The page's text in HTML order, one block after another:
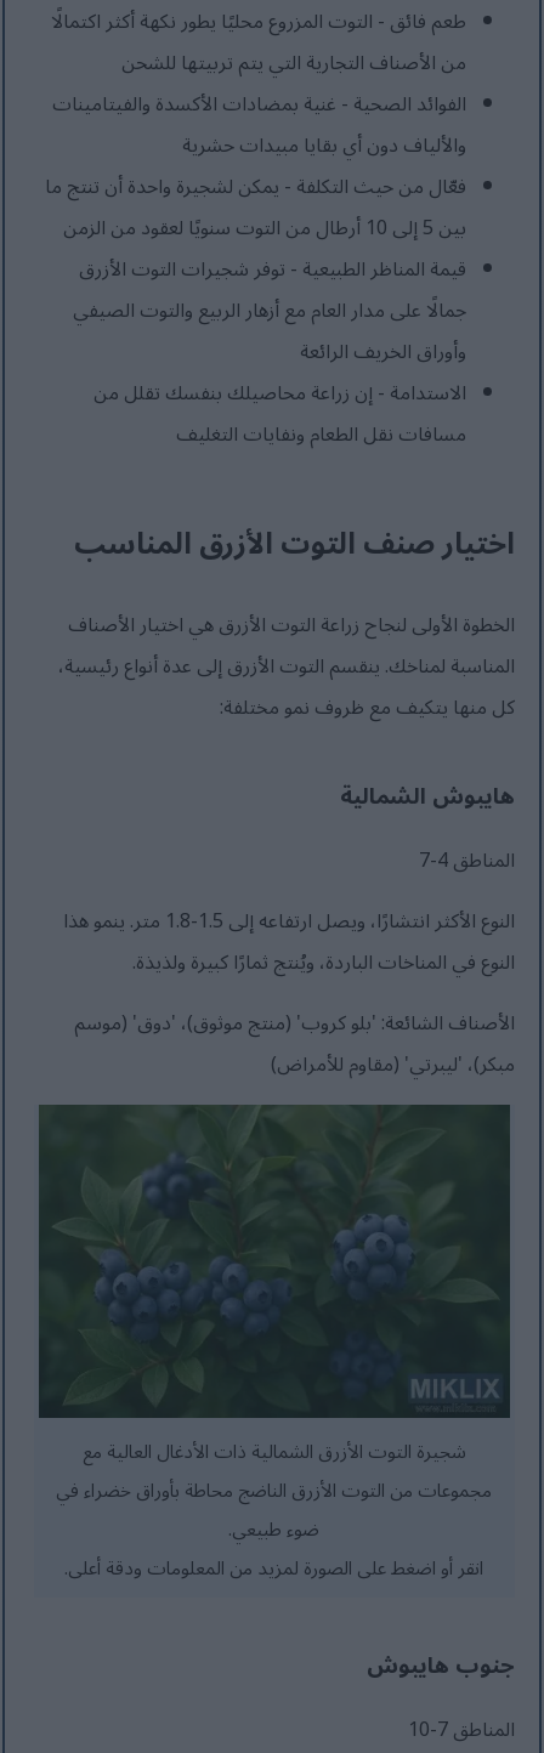
طعم فائق - التوت المزروع محليًا يطور نكهة أكثر اكتمالًا
من الأصناف التجارية التي يتم تربيتها للشحن
الفوائد الصحية - غنية بمضادات الأكسدة والفيتامينات
والألياف دون أي بقايا مبيدات حشرية
فعّال من حيث التكلفة - يمكن لشجيرة واحدة أن تنتج ما
بين 5 إلى 10 أرطال من التوت سنويًا لعقود من الزمن
قيمة المناظر الطبيعية - توفر شجيرات التوت الأزرق
جمالًا على مدار العام مع أزهار الربيع والتوت الصيفي
وأوراق الخريف الرائعة
الاستدامة - إن زراعة محاصيلك بنفسك تقلل من
مسافات نقل الطعام ونفايات التغليف
اختيار صنف التوت الأزرق المناسب
الخطوة الأولى لنجاح زراعة التوت الأزرق هي اختيار الأصناف
المناسبة لمناخك. ينقسم التوت الأزرق إلى عدة أنواع رئيسية،
كل منها يتكيف مع ظروف نمو مختلفة:
هايبوش الشمالية
المناطق 4-7
النوع الأكثر انتشارًا، ويصل ارتفاعه إلى 1.5-1.8 متر. ينمو هذا
النوع في المناخات الباردة، ويُنتج ثمارًا كبيرة ولذيذة.
الأصناف الشائعة: 'بلو كروب' (منتج موثوق)، 'دوق' (موسم
مبكر)، 'ليبرتي' (مقاوم للأمراض)
شجيرة التوت الأزرق الشمالية ذات الأدغال العالية مع
مجموعات من التوت الأزرق الناضج محاطة بأوراق خضراء في
ضوء طبيعي.
انقر أو اضغط على الصورة لمزيد من المعلومات ودقة أعلى.
جنوب هايبوش
المناطق 7-10